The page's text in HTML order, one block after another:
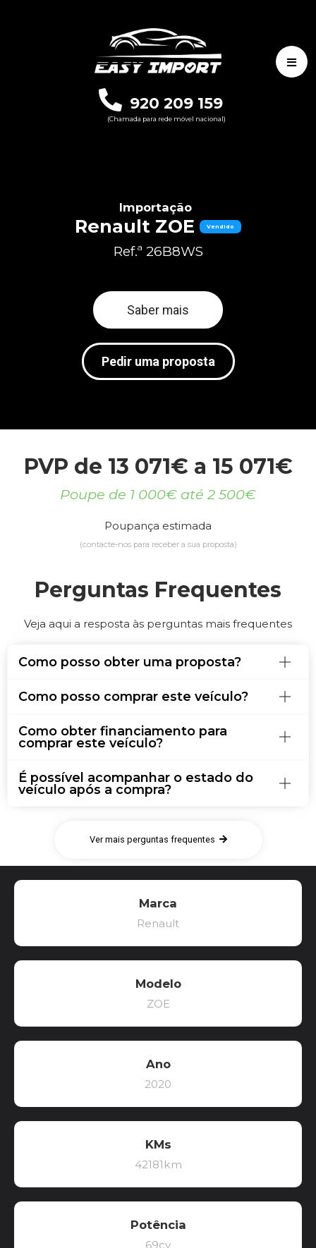
920 209 159
(Chamada para rede móvel nacional)
Importação
Renault ZOE Vendido
Ref.ª 26B8WS
Saber mais
Pedir uma proposta
PVP de 13 071€ a 15 071€
Poupe de 1 000€ até 2 500€
Poupança estimada
(contacte-nos para receber a sua proposta)
Perguntas Frequentes
Veja aqui a resposta às perguntas mais frequentes
Como posso obter uma proposta?
Como posso comprar este veículo?
Como obter financiamento para
comprar este veículo?
É possível acompanhar o estado do
veículo após a compra?
Ver mais perguntas frequentes
Marca
Renault
Modelo
ZOE
Ano
2020
KMs
42181km
Potência
69cv